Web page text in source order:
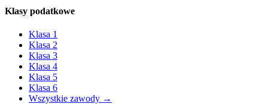
Klasy podatkowe
Klasa 1
Klasa 2
Klasa 3
Klasa 4
Klasa 5
Klasa 6
Wszystkie zawody →